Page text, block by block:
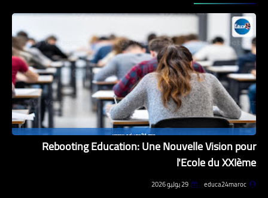
Rebooting Education: Une Nouvelle Vision pour
l'Ecole du XXIème
educa24maroc 29 يوليو 2026